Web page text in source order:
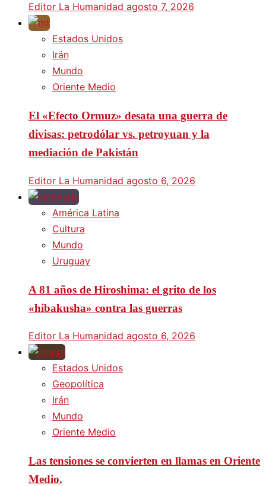
Editor La Humanidad agosto 7, 2026
Estados Unidos
Irán
Mundo
Oriente Medio
El «Efecto Ormuz» desata una guerra de
divisas: petrodólar vs. petroyuan y la
mediación de Pakistán
Editor La Humanidad agosto 6, 2026
América Latina
Cultura
Mundo
Uruguay
A 81 años de Hiroshima: el grito de los
«hibakusha» contra las guerras
Editor La Humanidad agosto 6, 2026
Estados Unidos
Geopolítica
Irán
Mundo
Oriente Medio
Las tensiones se convierten en llamas en Oriente
Medio.